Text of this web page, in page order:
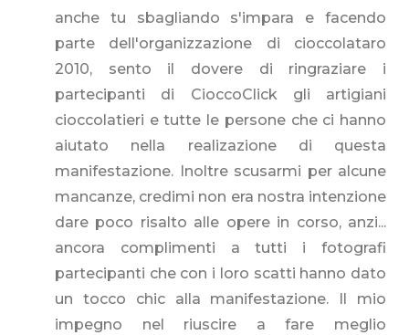
anche tu sbagliando s'impara e facendo
parte dell'organizzazione di cioccolataro
2010, sento il dovere di ringraziare i
partecipanti di CioccoClick gli artigiani
cioccolatieri e tutte le persone che ci hanno
aiutato nella realizazione di questa
manifestazione. Inoltre scusarmi per alcune
mancanze, credimi non era nostra intenzione
dare poco risalto alle opere in corso, anzi...
ancora complimenti a tutti i fotografi
partecipanti che con i loro scatti hanno dato
un tocco chic alla manifestazione. Il mio
impegno nel riuscire a fare meglio